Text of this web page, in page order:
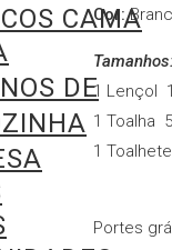
CAMA
DE
Cor:
1 Lençol
1 Toalha
1
Portes